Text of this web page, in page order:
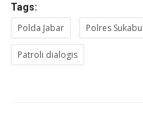
Tags:
Polda Jabar Polres
Patroli dialogis